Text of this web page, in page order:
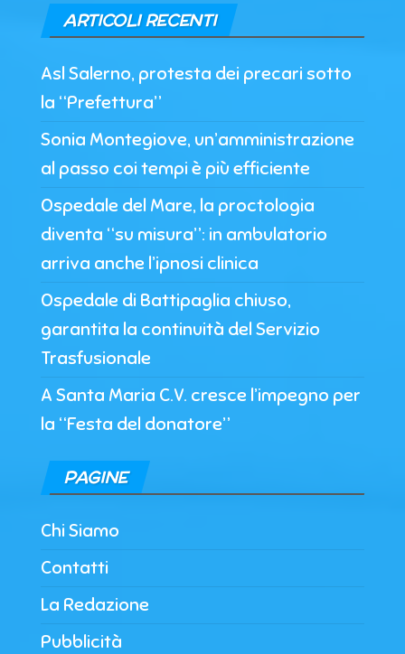
ARTICOLI RECENTI
Asl Salerno, protesta dei precari sotto
la “Prefettura”
Sonia Montegiove, un’amministrazione
al passo coi tempi è più efficiente
Ospedale del Mare, la proctologia
diventa “su misura”: in ambulatorio
arriva anche l’ipnosi clinica
Ospedale di Battipaglia chiuso,
garantita la continuità del Servizio
Trasfusionale
A Santa Maria C.V. cresce l’impegno per
la “Festa del donatore”
PAGINE
Chi Siamo
Contatti
La Redazione
Pubblicità